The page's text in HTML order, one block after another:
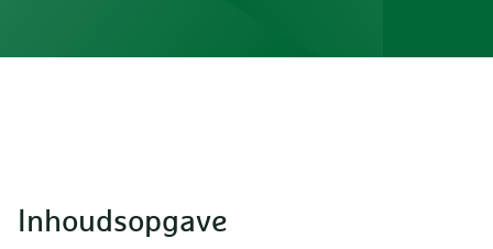
Inhoudsopgave